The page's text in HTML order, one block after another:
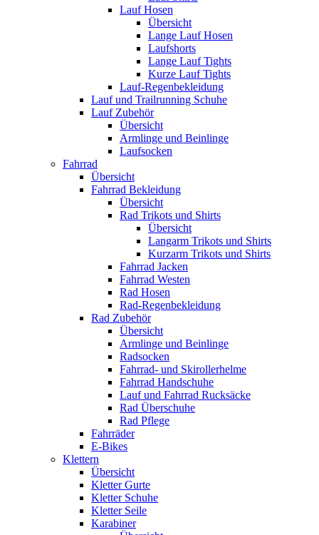
Lauf Hosen
Übersicht
Lange Lauf Hosen
Laufshorts
Lange Lauf Tights
Kurze Lauf Tights
Lauf-Regenbekleidung
Lauf und Trailrunning Schuhe
Lauf Zubehör
Übersicht
Armlinge und Beinlinge
Laufsocken
Fahrrad
Übersicht
Fahrrad Bekleidung
Übersicht
Rad Trikots und Shirts
Übersicht
Langarm Trikots und Shirts
Kurzarm Trikots und Shirts
Fahrrad Jacken
Fahrrad Westen
Rad Hosen
Rad-Regenbekleidung
Rad Zubehör
Übersicht
Armlinge und Beinlinge
Radsocken
Fahrrad- und Skirollerhelme
Fahrrad Handschuhe
Lauf und Fahrrad Rucksäcke
Rad Überschuhe
Rad Pflege
Fahrräder
E-Bikes
Klettern
Übersicht
Kletter Gurte
Kletter Schuhe
Kletter Seile
Karabiner